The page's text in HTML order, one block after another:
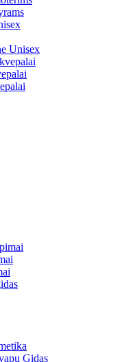
Unisex
Gidas